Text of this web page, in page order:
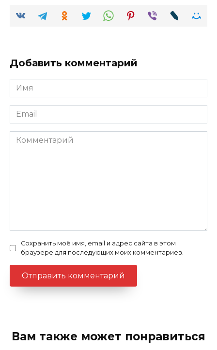
Добавить комментарий
Имя
Email
Комментарий
Сохранить моё имя, email и адрес сайта в этом
браузере для последующих моих комментариев.
Вам также может понравиться